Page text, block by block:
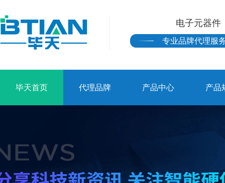
电子元器件
专业品牌代理服
毕天首页 代理品牌 产品中心 产品